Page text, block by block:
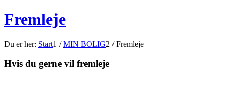
Fremleje
Du er her: Start1 / MIN BOLIG2 / Fremleje
Hvis du gerne vil fremleje